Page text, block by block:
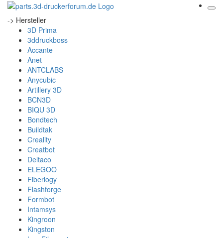
-> Hersteller
3D Prima
3ddruckboss
Accante
Anet
ANTCLABS
Anycubic
Artillery 3D
BCN3D
BIQU 3D
Bondtech
Buildtak
Creality
Creatbot
Deltaco
ELEGOO
Fiberlogy
Flashforge
Formbot
Intamsys
Kingroon
Kingston